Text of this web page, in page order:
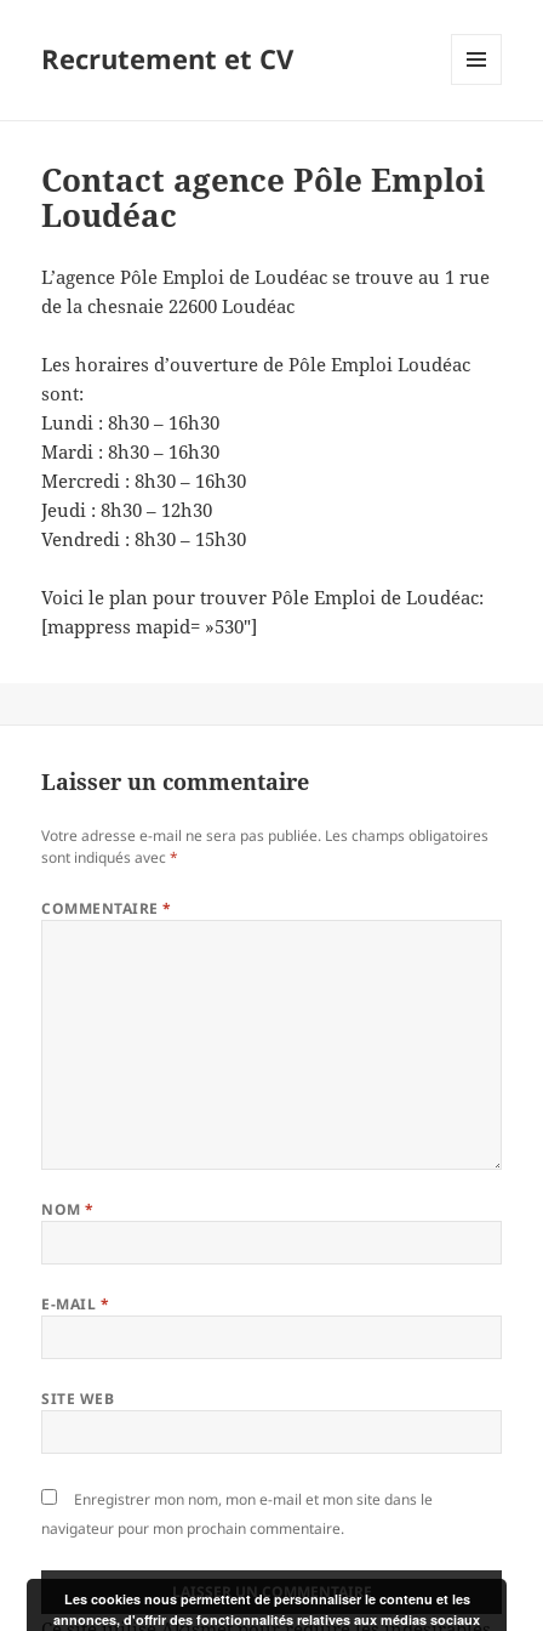
Recrutement et CV
Contact agence Pôle Emploi
Loudéac
L’agence Pôle Emploi de Loudéac se trouve au 1 rue
de la chesnaie 22600 Loudéac
Les horaires d’ouverture de Pôle Emploi Loudéac
sont:
Lundi : 8h30 – 16h30
Mardi : 8h30 – 16h30
Mercredi : 8h30 – 16h30
Jeudi : 8h30 – 12h30
Vendredi : 8h30 – 15h30
Voici le plan pour trouver Pôle Emploi de Loudéac:
[mappress mapid= »530″]
Laisser un commentaire
Votre adresse e-mail ne sera pas publiée. Les champs obligatoires
sont indiqués avec*
COMMENTAIRE*
NOM*
E-MAIL *
SITE WEB
Enregistrer mon nom, mon e-mail et mon site dans le
navigateur pour mon prochain commentaire.
Les cookies nous permettent de personnaliser le contenu et les
annonces, d'offrir des fonctionnalités relatives aux médias sociaux